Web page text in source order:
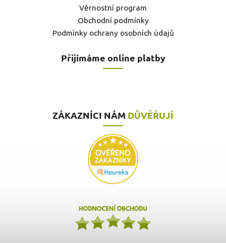
Věrnostní program
Obchodní podmínky
Podmínky ochrany osobních údajů
Přijímáme online platby
ZÁKAZNÍCI NÁM DŮVĚŘUJÍ